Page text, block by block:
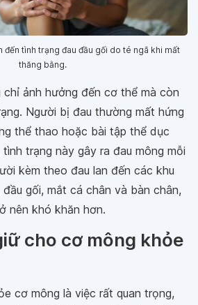
đến tình trạng đau đầu gối do té ngã khi mất
thăng bằng.
chỉ ảnh hưởng đến cơ thể mà còn
Người bị đau thường mất hứng
thể thao hoặc bài tập thể dục
trạng này gây ra đau mông mỗi
kèm theo đau lan đến các khu
gối, mắt cá chân và bàn chân,
nên khó khăn hơn.
cho cơ mông khỏe
cơ mông là việc rất quan trọng,